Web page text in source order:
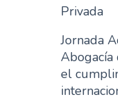
Privada
Jornada
Abogacía
el